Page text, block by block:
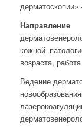
дерматоскопии»
кожной
возраста,
Ведение